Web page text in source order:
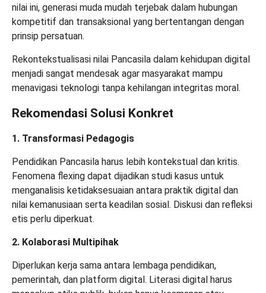
nilai ini, generasi muda mudah terjebak dalam hubungan
kompetitif dan transaksional yang bertentangan dengan
prinsip persatuan.
Rekontekstualisasi nilai Pancasila dalam kehidupan digital
menjadi sangat mendesak agar masyarakat mampu
menavigasi teknologi tanpa kehilangan integritas moral.
Rekomendasi Solusi Konkret
1. Transformasi Pedagogis
Pendidikan Pancasila harus lebih kontekstual dan kritis.
Fenomena flexing dapat dijadikan studi kasus untuk
menganalisis ketidaksesuaian antara praktik digital dan
nilai kemanusiaan serta keadilan sosial. Diskusi dan refleksi
etis perlu diperkuat.
2. Kolaborasi Multipihak
Diperlukan kerja sama antara lembaga pendidikan,
pemerintah, dan platform digital. Literasi digital harus